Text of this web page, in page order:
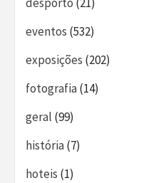
eventos (532)
exposições (202)
fotografia(14)
geral (99)
história(7)
hoteis (1)